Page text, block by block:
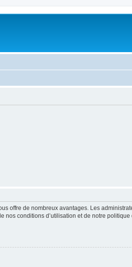
offre de nombreux avantages. Les
nos conditions d’utilisation et de notre